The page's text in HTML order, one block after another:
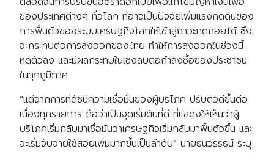
ของประเทศต่างๆ ทั่วโลก ที่อาจเป็นปัจจัยเพิ่มแรงกดดันของ
การฟื้นตัวของระบบเศรษฐกิจโลกให้เข้าสู่ภาวะถดถอยได้ ซึ่ง
จะกระทบต่อการส่งออกของไทย ทำให้การส่งออกในช่วงนี้
หดตัวลง และมีผลกระทบในเชิงลบต่อกำลังซื้อของประชาชน
ในทุกภูมิภาค
“แต่จากการที่ดัชนีความเชื่อมั่นของผู้บริโภค ปรับตัวดีขึ้นต่อ
เนื่องทุกรายการ ถือว่าเป็นจุดเริ่มต้นที่ดี ที่แสดงให้เห็นว่าผู้
บริโภคเริ่มกลับมาเชื่อมั่นว่าเศรษฐกิจเริ่มกลับมาฟื้นตัวขึ้น และ
จะเริ่มจับจ่ายใช้สอยเพิ่มมากขึ้นเป็นลำดับ” นายธนวรรธน์ ระบุ